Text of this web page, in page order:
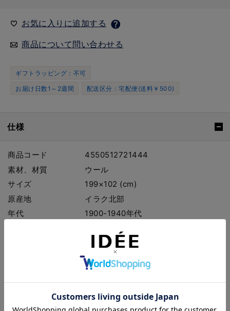
お気に入りに追加する
商品について問い合わせる
ギフトラッピング：不可
お届け日数1～2週間
配送区分：宅配便(送料￥500)
仕様
商品コード
4550512721444
素材、材質
ウール
サイズ
199×102 (cm)
原産地
イラク北部
年代
1900-1940年代
ください。
普段のお手入れは、掃除機を丁寧にか
け、ホコリをよくとり、時々、外で干
はウールで出来ているので湿気をきら
います。梅雨時など湿気が多いときに